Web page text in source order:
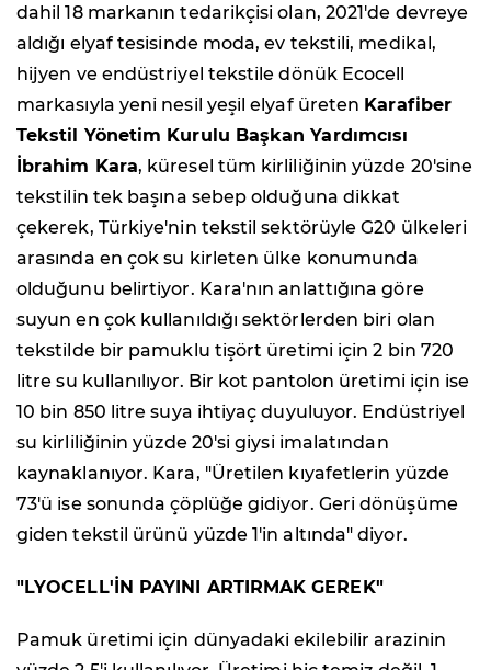
dahil 18 markanın tedarikçisi olan, 2021'de devreye
aldığı elyaf tesisinde moda, ev tekstili, medikal,
hijyen ve endüstriyel tekstile dönük Ecocell
markasıyla yeni nesil yeşil elyaf üreten Karafiber
Tekstil Yönetim Kurulu Başkan Yardımcısı
İbrahim Kara, küresel tüm kirliliğinin yüzde 20'sine
tekstilin tek başına sebep olduğuna dikkat
çekerek, Türkiye'nin tekstil sektörüyle G20 ülkeleri
arasında en çok su kirleten ülke konumunda
olduğunu belirtiyor. Kara'nın anlattığına göre
suyun en çok kullanıldığı sektörlerden biri olan
tekstilde bir pamuklu tişört üretimi için 2 bin 720
litre su kullanılıyor. Bir kot pantolon üretimi için ise
10 bin 850 litre suya ihtiyaç duyuluyor. Endüstriyel
su kirliliğinin yüzde 20'si giysi imalatından
kaynaklanıyor. Kara, "Üretilen kıyafetlerin yüzde
73'ü ise sonunda çöplüğe gidiyor. Geri dönüşüme
giden tekstil ürünü yüzde 1'in altında" diyor.
"LYOCELL'İN PAYINI ARTIRMAK GEREK"
Pamuk üretimi için dünyadaki ekilebilir arazinin